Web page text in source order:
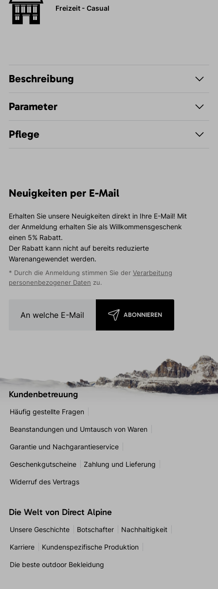
Freizeit - Casual
Beschreibung
Parameter
Pflege
Neuigkeiten per E-Mail
Erhalten Sie unsere Neuigkeiten direkt in Ihre E-Mail! Mit
der Anmeldung erhalten Sie als Willkommensgeschenk
einen 5% Rabatt.
Der Rabatt kann nicht auf bereits reduzierte
Warenangewendet werden.
* Durch die Anmeldung stimmen Sie der Verarbeitung
personenbezogener Daten zu.
ABONNIEREN
Kundenbetreuung
Häufig gestellte Fragen
Beanstandungen und Umtausch von Waren
Garantie und Nachgarantieservice
Geschenkgutscheine Zahlung und Lieferung
Widerruf des Vertrags
Die Welt von Direct Alpine
Unsere Geschichte Botschafter Nachhaltigkeit
Karriere Kundenspezifische Produktion
Die beste outdoor Bekleidung